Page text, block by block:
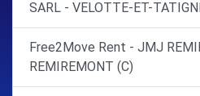
SARL - VELOTTE-ET-
Free2Move Rent - JMJ
REMIREMONT (C)